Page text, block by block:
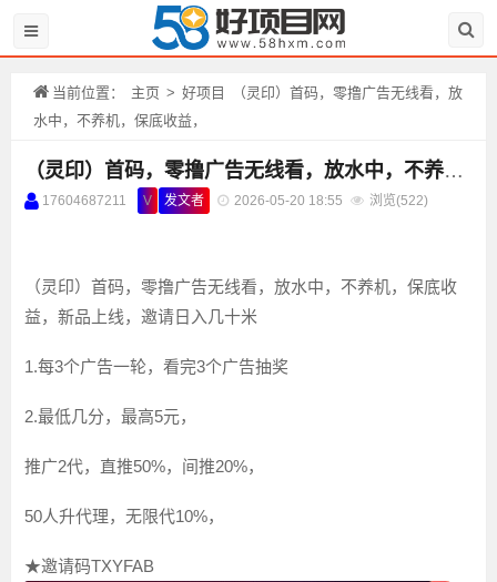
当前位置： 主页 > 好项目
（灵印）首码，零撸广告无线看，放
水中，不养机，保底收益，
（灵印）首码，零撸广告无线看，放水中，不养机，保底收益，
17604687211 V 发文者 2026-05-20 18:55 浏览(522)
（灵印）首码，零撸广告无线看，放水中，不养机，保底收
益，新品上线，邀请日入几十米
1.每3个广告一轮，看完3个广告抽奖
2.最低几分，最高5元，
推广2代，直推50%，间推20%，
50人升代理，无限代10%，
★邀请码TXYFAB